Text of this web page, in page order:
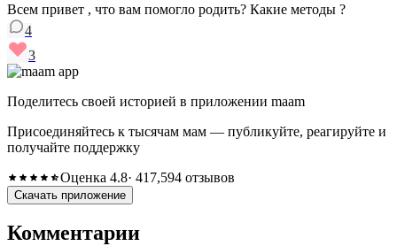
Всем привет , что вам помогло родить? Какие методы ?
4
3
Поделитесь своей историей в приложении maam
Присоединяйтесь к тысячам мам — публикуйте, реагируйте и
получайте поддержку
Оценка 4.8· 417,594 отзывов
Скачать приложение
Комментарии